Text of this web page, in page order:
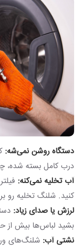
دستگاه روشن نمی‌شه:
درب کامل بسته
آب تخلیه نمی‌کنه:
کنید. شلنگ تخلیه رو
لرزش یا صدای زیاد:
بشید لباس‌ها بیش از
نشتی آب: شلنگ‌های